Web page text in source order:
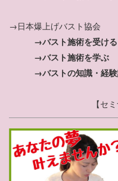
→日本爆上げバスト協会
→バスト施術を受ける
→バスト施術を学ぶ
→バストの知識・経
【セ